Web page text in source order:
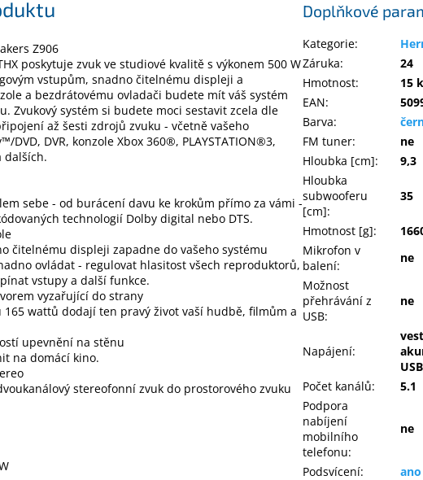
Z906
poskytuje zvuk ve studiové kvalitě s výkonem 500 W
vstupům, snadno čitelnému displeji a
a bezdrátovému ovladači budete mít váš systém
Zvukový systém si budete moci sestavit zcela dle
až šesti zdrojů zvuku - včetně vašeho
DVR, konzole Xbox 360®, PLAYSTATION®3,
dalších.
sebe - od burácení davu ke krokům přímo za vámi -
technologií Dolby digital nebo DTS.
čitelnému displeji zapadne do vašeho systému
ovládat - regulovat hlasitost všech reproduktorů,
vstupy a další funkce.
vyzařující do strany
165 wattů dodají ten pravý život vaší hudbě, filmům a
upevnění na stěnu
na domácí kino.
stereofonní zvuk do prostorového zvuku
Doplňkové
Kategorie:
Záruka:
24
Hmotnost:
15
EAN:
Barva:
FM tuner:
ne
Hloubka [cm]:
9,3
Hloubka
subwooferu
[cm]:
35
Hmotnost [g]:
Mikrofon v
balení:
ne
Možnost
přehrávání z
USB:
ne
Napájení:
USB
Počet kanálů:
5.1
Podpora
nabíjení
mobilního
telefonu:
ne
Podsvícení:
ano